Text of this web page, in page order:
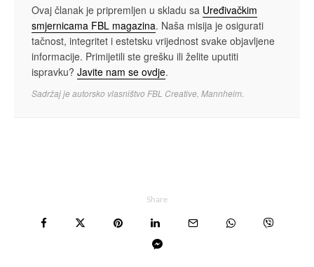
Ovaj članak je pripremljen u skladu sa Uređivačkim
smjernicama FBL magazina. Naša misija je osigurati
tačnost, integritet i estetsku vrijednost svake objavljene
informacije. Primijetili ste grešku ili želite uputiti
ispravku? Javite nam se ovdje.
Sadržaj je autorsko vlasništvo FBL Creative, Mannheim.
Share